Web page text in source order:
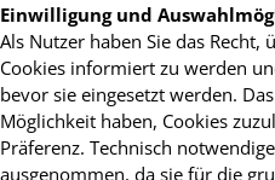
Einwilligung und
Als Nutzer haben Sie das Recht,
Cookies informiert zu werden
bevor sie eingesetzt werden.
Möglichkeit haben, Cookies
Präferenz. Technisch
ausgenommen, da sie für die